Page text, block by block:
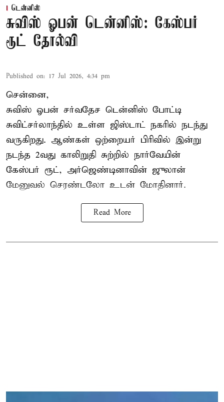
டென்னிஸ்
சுவிஸ் ஓபன் டென்னிஸ்: கேஸ்பர்
ரூட் தோல்வி
Published on: 17 Jul 2026, 4:34 pm
சென்னை,
சுவிஸ் ஓபன் சர்வதேச டென்னிஸ் போட்டி
சுவிட்சர்லாந்தில் உள்ள ஜிஸ்டாட் நகரில் நடந்து
வருகிறது. ஆண்கள் ஒற்றையர் பிரிவில் இன்று
நடந்த 2வது காலிறுதி சுற்றில் நார்வேயின்
கேஸ்பர் ரூட், அர்ஜெண்டினாவின் ஜுலான்
மேனுவல் செரண்டலோ உடன் மோதினார்.
Read More